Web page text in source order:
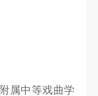
属中等戏曲学